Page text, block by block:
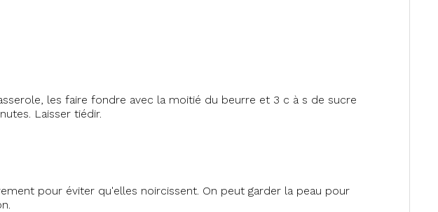
les faire fondre avec la moitié du beurre et 3 c à s de sucre
Laisser tiédir.
pour éviter qu'elles noircissent. On peut garder la peau pour